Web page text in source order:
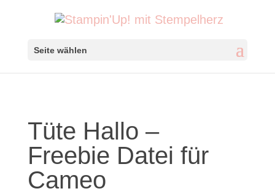
Seite wählen
Tüte Hallo –
Freebie Datei für
Cameo